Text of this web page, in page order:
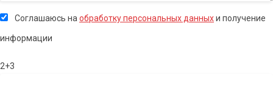
Соглашаюсь на обработку персональных данныхи получение
информации
2+3